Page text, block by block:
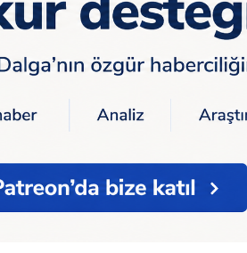
Telefon Şarjınız Su